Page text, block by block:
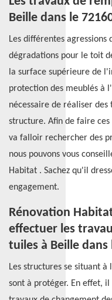
Beille dans le
Les différentes
dégradations pour le toit
la surface supérieure de
protection des meublés à
nécessaire de réaliser
structure. Afin de faire ces
va falloir rechercher des
nous pouvons vous
Habitat . Sachez qu'il
engagement.
Rénovation
effectuer les
tuiles à Beille dans
Les structures se situant
sont à protéger. En effet,